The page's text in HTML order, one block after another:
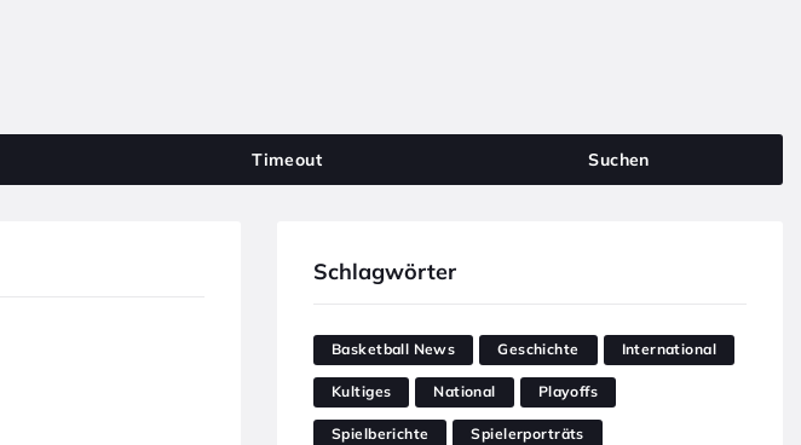
Timeout Suchen
Schlagwörter
Basketball News Geschichte International
Kultiges National Playoffs
Spielberichte Spielerporträts